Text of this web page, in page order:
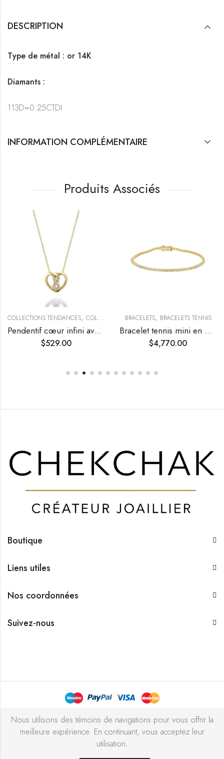
DESCRIPTION
Type de métal : or 14K
Diamants :
113D=0.25CTDI
INFORMATION COMPLÉMENTAIRE
Produits Associés
COLLECTIONS TENDANCES, COLLIERS PENDENTIFS
Pendentif cœur infini avec diamant
$529.00
BRACELETS, BRACELETS TENNIS
Bracelet tennis mini en diamants
$4,770.00
Boutique
Liens utiles
Nos coordonnées
Suivez-nous
Bijouterie Chekchak Inc © 2026 Tous droits réservés - Réalisé
avec ♥ par l’agence ZIGZAG
Nous utilisons des témoins de navigations pour vous offrir la
meilleure expérience. En continuant, vous acceptez leur
utilisation.